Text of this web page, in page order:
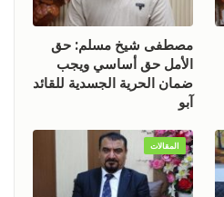
مصطفى شيخ مسلم: حق
الأمل حق أساسي ويجب
ضمان الحرية الجسدية للقائد
آبو
المقالات